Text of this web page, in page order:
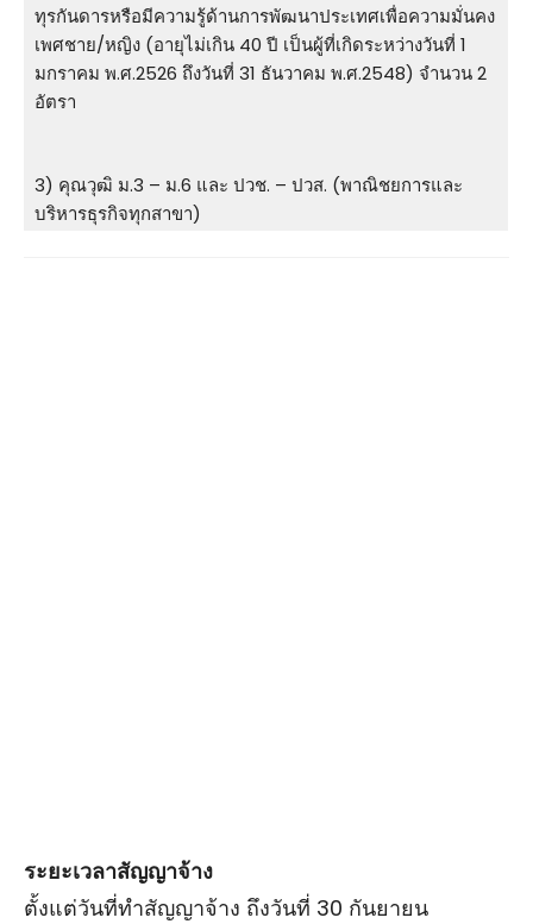
ทุรกันดารหรือมีความรู้ด้านการพัฒนาประเทศเพื่อความมั่นคง
เพศชาย/หญิง (อายุไม่เกิน 40 ปี เป็นผู้ที่เกิดระหว่างวันที่ 1
มกราคม พ.ศ.2526 ถึงวันที่ 31 ธันวาคม พ.ศ.2548) จํานวน 2
อัตรา
3) คุณวุฒิ ม.3 – ม.6 และ ปวช. – ปวส. (พาณิชยการและ
บริหารธุรกิจทุกสาขา)
ระยะเวลาสัญญาจ้าง
ตั้งแต่วันที่ทำสัญญาจ้าง ถึงวันที่ 30 กันยายน